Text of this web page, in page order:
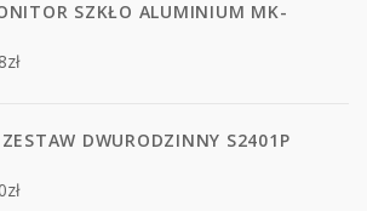
SZKŁO ALUMINIUM MK-
zł
DWURODZINNY S2401P
zł